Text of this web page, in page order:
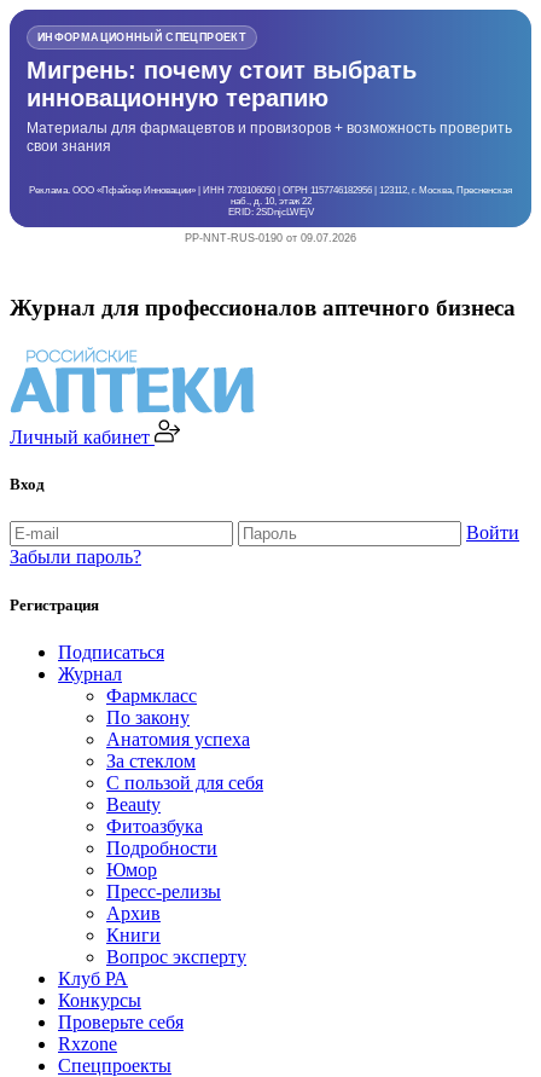
ИНФОРМАЦИОННЫЙ СПЕЦПРОЕКТ
Мигрень: почему стоит выбрать
инновационную терапию
Материалы для фармацевтов и провизоров + возможность проверить
свои знания
Реклама. ООО «Пфайзер Инновации» | ИНН 7703106050 | ОГРН 1157746182956 | 123112, г. Москва, Пресненская
наб., д. 10, этаж 22
ERID: 2SDnjcLWEjV
PP-NNT-RUS-0190 от 09.07.2026
Журнал для профессионалов аптечного бизнеса
Личный кабинет
Вход
Войти
Забыли пароль?
Регистрация
Подписаться
Журнал
Фармкласс
По закону
Анатомия успеха
За стеклом
С пользой для себя
Beauty
Фитоазбука
Подробности
Юмор
Пресс-релизы
Архив
Книги
Вопрос эксперту
Клуб РА
Конкурсы
Проверьте себя
Rxzone
Спецпроекты